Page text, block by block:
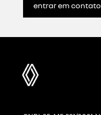
entrar em contato